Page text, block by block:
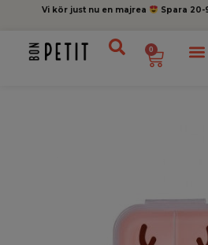
Vi kör just nu en majrea Spara 20-
0